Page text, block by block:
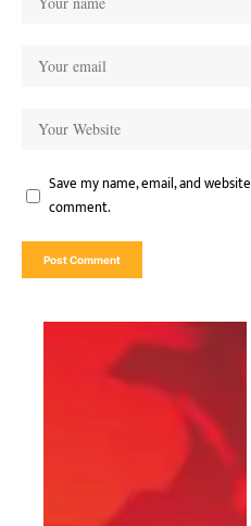
Save my name, email, and
comment.